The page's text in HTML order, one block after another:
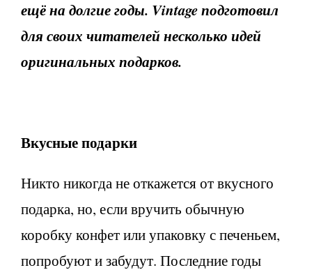
ещё на долгие годы. Vintage подготовил
для своих читателей несколько идей
оригинальных подарков.
Вкусные подарки
Никто никогда не откажется от вкусного
подарка, но, если вручить обычную
коробку конфет или упаковку с печеньем,
попробуют и забудут. Последние годы